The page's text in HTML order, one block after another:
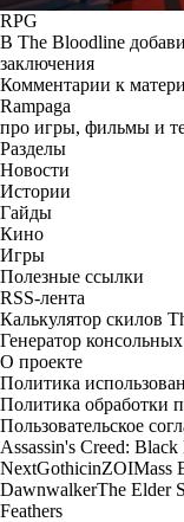
RPG
В The Bloodline
заключения
Комментарии к
Rampaga
про игры, фильмы и
Разделы
Новости
Истории
Гайды
Кино
Игры
Полезные ссылки
RSS-лента
Калькулятор скилов
Генератор
О проекте
Политика
Политика обработки
Пользовательское
Assassin's Creed: Black
NextGothicinZOIMass
DawnwalkerThe Elder
Feathers